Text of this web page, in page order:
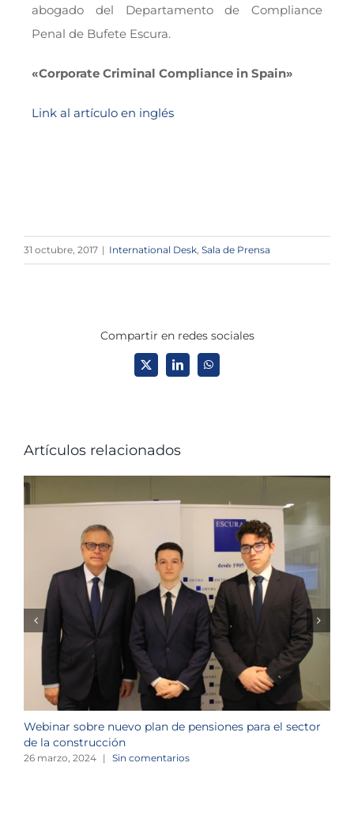
abogado del Departamento de Compliance
Penal de Bufete Escura.
«Corporate Criminal Compliance in Spain»
Link al artículo en inglés
31 octubre, 2017 | International Desk Sala de Prensa
Compartir en redes sociales
X LinkedInWhatsApp
Artículos relacionados
Webinar sobre nuevo plan de pensiones para el sector
de la construcción
26 marzo, 2024 | Sin comentarios